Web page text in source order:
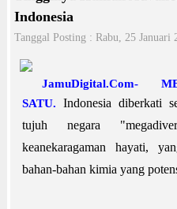
Indonesia
Tanggal Posting : Rabu, 25 Januari
JamuDigital.Com-
SATU.
Indonesia diberkati
tujuh negara
keanekaragaman hayati,
bahan-bahan kimia yang